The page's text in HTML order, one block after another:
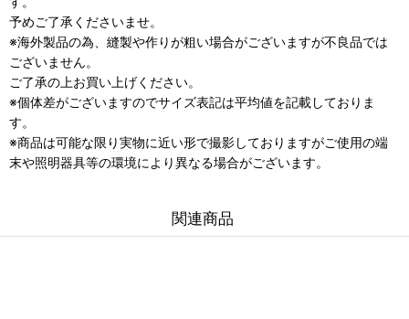
予めご了承くださいませ。
※海外製品の為、縫製や作りが粗い場合がございますが不良品では
ございません。
ご了承の上お買い上げください。
※個体差がございますのでサイズ表記は平均値を記載しておりま
す。
※商品は可能な限り実物に近い形で撮影しておりますがご使用の端
末や照明器具等の環境により異なる場合がございます。
関連商品